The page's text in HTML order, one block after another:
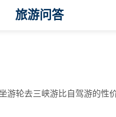
旅游问答
游轮去三峡游比自驾游的性